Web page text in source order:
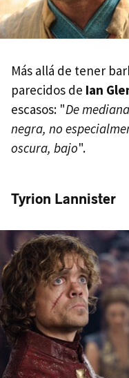
Más allá de tener
parecidos de Ian
escasos: "De
negra, no
oscura, bajo".
Tyrion Lannister